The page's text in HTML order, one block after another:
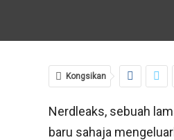
Kongsikan
Nerdleaks, sebuah
baru sahaja